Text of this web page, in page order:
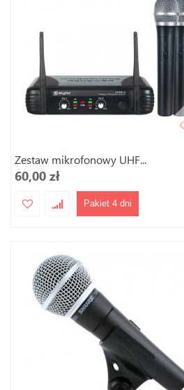
Zestaw mikrofonowy UHF...
60,00 zł
Pakiet 4 dni